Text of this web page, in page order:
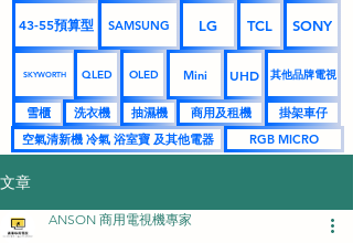
43-55預算型 SAMSUNG LG TCL SONY
SKYWORTH QLED OLED Mini UHD 其他品牌電視
雪櫃 洗衣機 抽濕機 商用及租機
掛架車仔
空氣清新機 冷氣 浴室寶 及其他電器
RGB MICRO
文章
ANSON 商用電視機專家